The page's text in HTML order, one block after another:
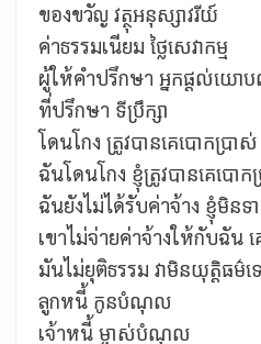
ของขวัญ វត្ថុអនុស្សាវរីយ៍
ค่าธรรมเนียม ថ្លៃសេវាកម្ម
ผู้ให้คำปรึกษา អ្នកផ្ដល់យោ
ที่ปรึกษา ទីប្រឹក្សា
โดนโกง ត្រូវបានគេបោកប្រាស់
ฉันโดนโกง ខ្ញុំត្រូវបានគេបោក
ฉันยังไม่ได้รับค่าจ้าง ខ្ញុំមិន
เขาไม่จ่ายค่าจ้างให้กับฉัน
มันไม่ยุติธรรม វាមិនយុត្តិធម៌ទេ
ลูกหนี้ កូនបំណុល
เจ้าหนี้ ម្ចាស់បំណុល